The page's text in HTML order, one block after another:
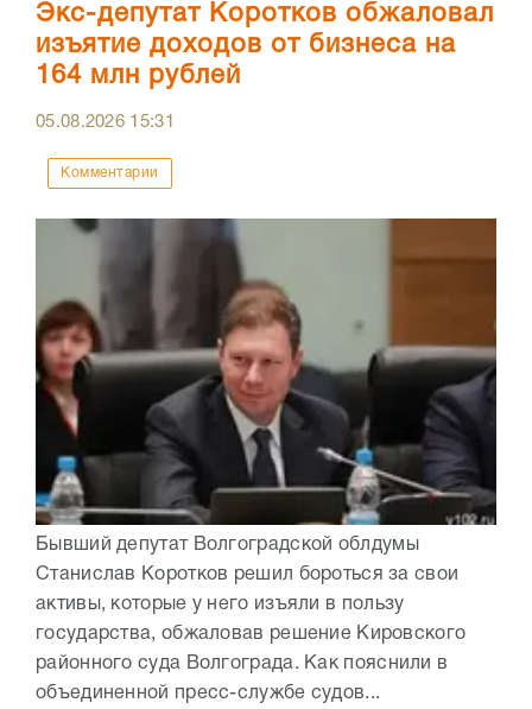
Экс-депутат Коротков обжаловал
изъятие доходов от бизнеса на
164 млн рублей
05.08.2026 15:31
Комментарии
Бывший депутат Волгоградской облдумы
Станислав Коротков решил бороться за свои
активы, которые у него изъяли в пользу
государства, обжаловав решение Кировского
районного суда Волгограда. Как пояснили в
объединенной пресс-службе судов...